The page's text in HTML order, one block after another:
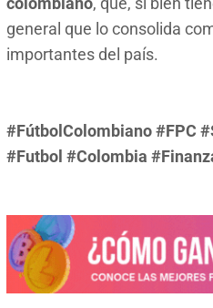
general que lo consolida
importantes del país.
#FútbolColombiano #FPC
#Futbol #Colombia